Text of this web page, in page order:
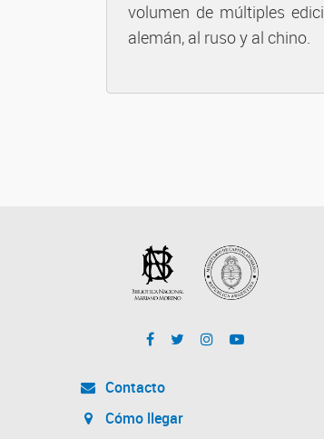
volumen de múltiples
alemán, al ruso y al chino.
Contacto
Cómo llegar